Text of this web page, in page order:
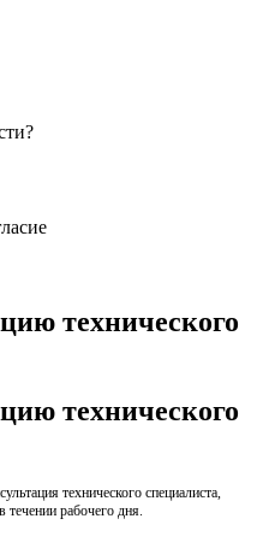
технического
технического
технического специалиста,
рабочего дня.